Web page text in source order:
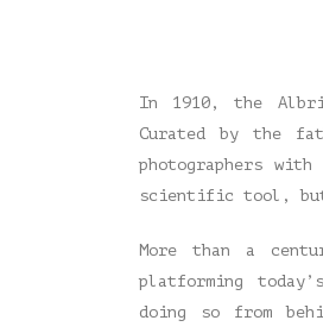
In 1910, the
Curated by the
photographers
scientific tool,
More than a
platforming
doing so from